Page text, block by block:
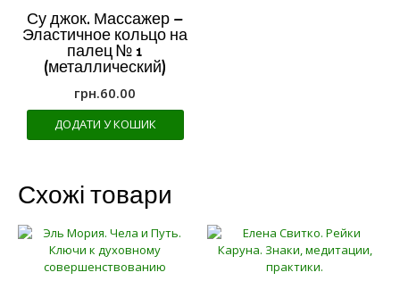
Су джок. Массажер –
Эластичное кольцо на
палец № 1
(металлический)
грн.60.00
ДОДАТИ У КОШИК
Схожі товари